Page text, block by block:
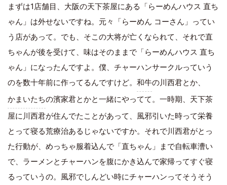
まずは1店舗目、大阪の天下茶屋にある「らーめんハウス 直ち
ゃん」は外せないですね。元々「らーめん コーさん」ってい
う店があって。でも、そこの大将が亡くなられて、それで直
ちゃんが後を受けて、味はそのままで「らーめんハウス 直ち
ゃん」になったんですよ。僕、チャーハンサークルっていう
のを数十年前に作ってるんですけど。 和牛の川西君とか、
かまいたちの濱家君とかと一緒にやってて。一時期、天下茶
屋に川西君が住んでたことがあって、風邪引いた時って栄養
とって寝る荒療治あるじゃないですか。それで川西君がとっ
た行動が、めっちゃ服着込んで「直ちゃん」まで自転車漕い
で、ラーメンとチャーハンを腹にかき込んで家帰ってすぐ寝
るっていうの。風邪でしんどい時にチャーハンってそうそう